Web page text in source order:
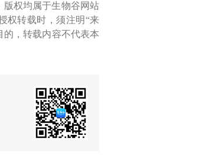
版权均属于生物谷网站
权转载时，须注明“来
的，转载内容不代表本